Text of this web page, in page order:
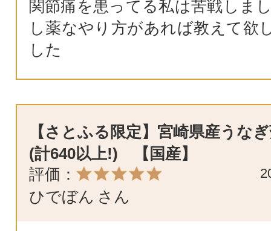
関節痛を患ってる私は苦戦しま
し薬なやり方があれば教えて欲
した
【さとふる限定】宮崎県産うな
(計640以上!) 【国産】
評価：
ひでぼん さん